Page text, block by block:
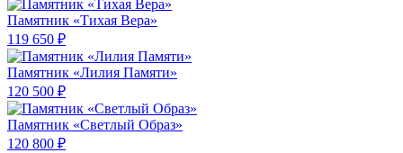
Памятник «Тихая Вера»
119 650 ₽
Памятник «Лилия Памяти»
120 500 ₽
Памятник «Светлый Образ»
120 800 ₽